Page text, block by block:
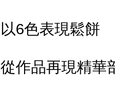
以6色表現鬆餅
從作品再現精